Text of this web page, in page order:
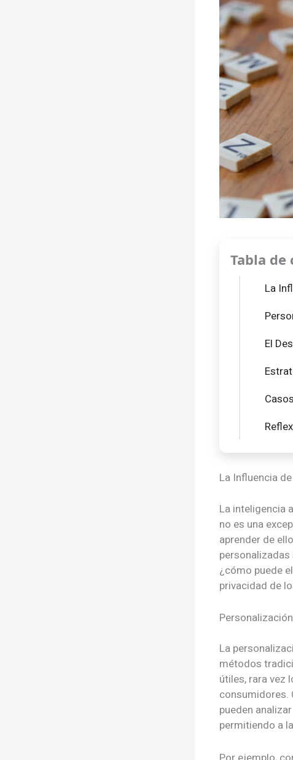
Tabla
La
El
La Influencia
La inteligencia
no es una
aprender de
¿cómo puede
privacidad de
La
métodos
útiles, rara vez
consumidores.
pueden
permitiendo a